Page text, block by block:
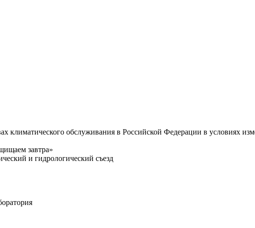
климатического обслуживания в Российской Федерации в условиях
завтра»
и гидрологический съезд